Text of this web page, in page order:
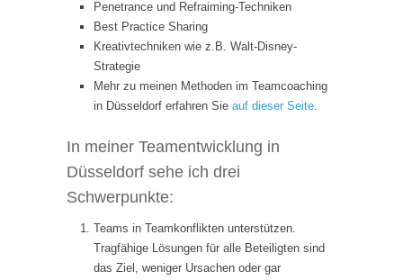
Penetrance und Refraiming-Techniken
Best Practice Sharing
Kreativtechniken wie z.B. Walt-Disney-
Strategie
Mehr zu meinen Methoden im Teamcoaching
in Düsseldorf erfahren Sie auf dieser Seite.
In meiner Teamentwicklung in
Düsseldorf sehe ich drei
Schwerpunkte:
Teams in Teamkonflikten unterstützen.
Tragfähige Lösungen für alle Beteiligten sind
das Ziel, weniger Ursachen oder gar